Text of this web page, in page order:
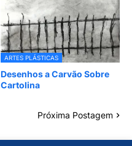
ARTES PLÁSTICAS
Desenhos a Carvão Sobre
Cartolina
Próxima Postagem